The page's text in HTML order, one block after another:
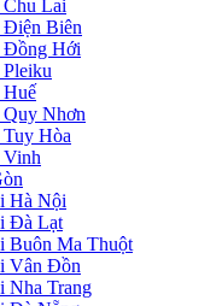
Lai
Biên
Hới
Nhơn
Hòa
Hà Nội
Đà Lạt
Buôn Ma Thuột
Vân Đồn
Nha Trang